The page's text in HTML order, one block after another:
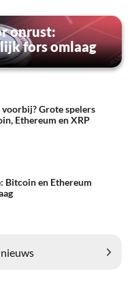
onrust:
fors omlaag
Grote spelers
Ethereum en XRP
Bitcoin en Ethereum